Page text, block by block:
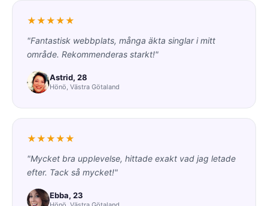
★★★★★
"Fantastisk webbplats, många äkta singlar i mitt
område. Rekommenderas starkt!"
Astrid, 28
Hönö, Västra Götaland
★★★★★
"Mycket bra upplevelse, hittade exakt vad jag letade
efter. Tack så mycket!"
Ebba, 23